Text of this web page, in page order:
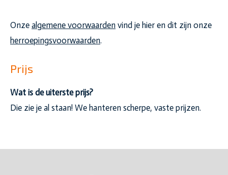
Onze algemene voorwaarden vind je hier en dit zijn onze
herroepingsvoorwaarden.
Prijs
Wat is de uiterste prijs?
Die zie je al staan! We hanteren scherpe, vaste prijzen.